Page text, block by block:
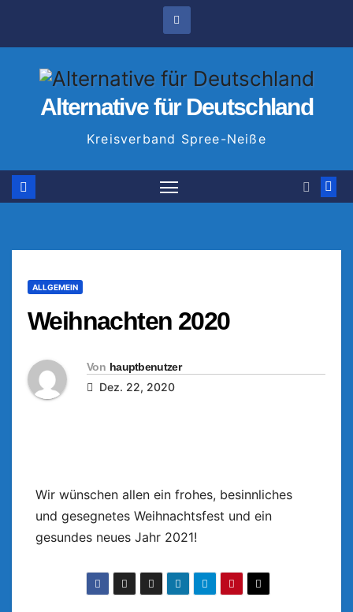
Alternative für Deutschland
Kreisverband Spree-Neiße
ALLGEMEIN
Weihnachten 2020
Von hauptbenutzer
Dez. 22, 2020
Wir wünschen allen ein frohes, besinnliches
und gesegnetes Weihnachtsfest und ein
gesundes neues Jahr 2021!